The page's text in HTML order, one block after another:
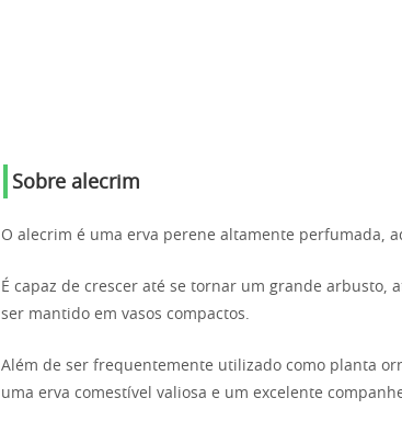
Sobre alecrim
O alecrim é uma erva perene altamente perfumada,
É capaz de crescer até se tornar um grande arbusto,
ser mantido em vasos compactos.
Além de ser frequentemente utilizado como planta
uma erva comestível valiosa e um excelente